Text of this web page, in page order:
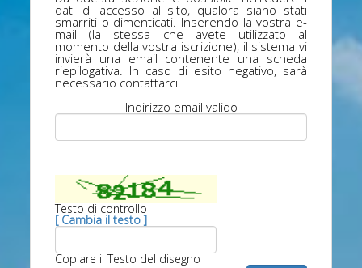
dati di accesso al sito, qualora siano stati
smarriti o dimenticati. Inserendo la vostra e-
mail (la stessa che avete utilizzato al
momento della vostra iscrizione), il sistema vi
invierà una email contenente una scheda
riepilogativa. In caso di esito negativo, sarà
necessario contattarci.
Indirizzo email valido
Testo di controllo
[ Cambia il testo ]
Copiare il Testo del disegno